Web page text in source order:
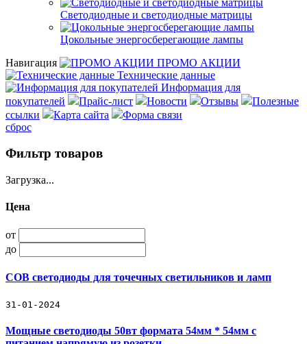
Светодиодные и светодиодные матрицы
Цокольные энергосберегающие лампы
Навигация
ПРОМО АКЦИИ
Технические данные
Информация для
покупателей
Прайс-лист Новости Отзывы
Полезные
ссылки
Карта сайта
Форма связи
сброс
Фильтр товаров
Загрузка...
Цена
от
до
COB светодиоды для точечных светильников и ламп
31-01-2024
Мощные светодиоды 50вт формата 54мм * 54мм с